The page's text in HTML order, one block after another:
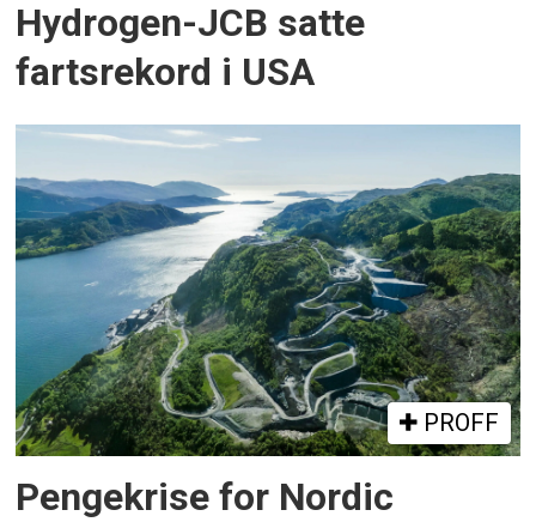
Hydrogen-JCB satte
fartsrekord i USA
PROFF
Pengekrise for Nordic